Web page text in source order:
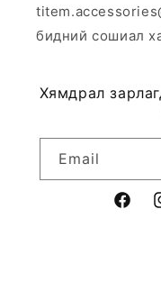
бидний сошиал
Хямдрал
Email